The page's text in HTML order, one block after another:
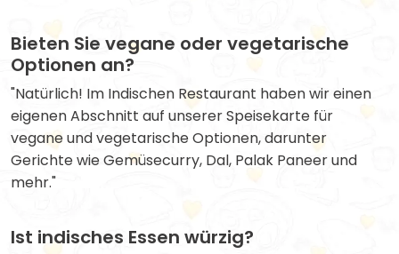
Bieten Sie vegane oder vegetarische
Optionen an?
"Natürlich! Im Indischen Restaurant haben wir einen
eigenen Abschnitt auf unserer Speisekarte für
vegane und vegetarische Optionen, darunter
Gerichte wie Gemüsecurry, Dal, Palak Paneer und
mehr."
Ist indisches Essen würzig?